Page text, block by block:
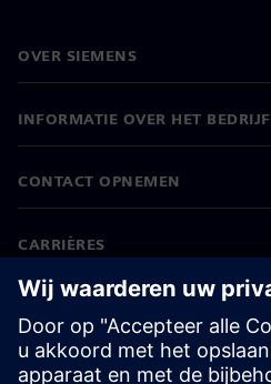
OVER SIEMENS
INFORMATIE OVER HET BEDRIJF
CONTACT OPNEMEN
CARRIÈRES
©Siemens 2026